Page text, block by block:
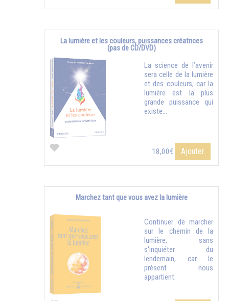
La lumière et les couleurs, puissances créatrices
(pas de CD/DVD)
La science de l’avenir
sera celle de la lumière
et des couleurs, car la
lumière est la plus
grande puissance qui
existe...
18,00€ Ajouter
Marchez tant que vous avez la lumière
Continuer de marcher
sur le chemin de la
lumière, sans
s'inquiéter du
lendemain, car le
présent nous
appartient.